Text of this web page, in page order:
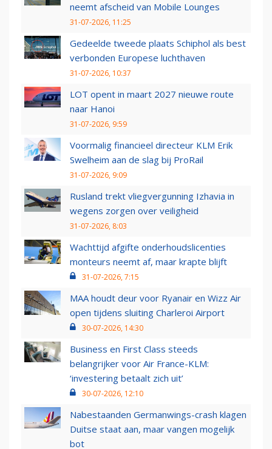
neemt afscheid van Mobile Lounges
31-07-2026, 11:25
Gedeelde tweede plaats Schiphol als best
verbonden Europese luchthaven
31-07-2026, 10:37
LOT opent in maart 2027 nieuwe route
naar Hanoi
31-07-2026, 9:59
Voormalig financieel directeur KLM Erik
Swelheim aan de slag bij ProRail
31-07-2026, 9:09
Rusland trekt vliegvergunning Izhavia in
wegens zorgen over veiligheid
31-07-2026, 8:03
Wachttijd afgifte onderhoudslicenties
monteurs neemt af, maar krapte blijft
31-07-2026, 7:15
MAA houdt deur voor Ryanair en Wizz Air
open tijdens sluiting Charleroi Airport
30-07-2026, 14:30
Business en First Class steeds
belangrijker voor Air France-KLM:
‘investering betaalt zich uit’
30-07-2026, 12:10
Nabestaanden Germanwings-crash klagen
Duitse staat aan, maar vangen mogelijk
bot